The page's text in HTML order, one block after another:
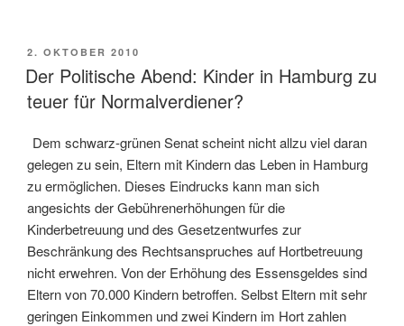
VERÖFFENTLICHT
AM
2. OKTOBER 2010
Der Politische Abend: Kinder in Hamburg zu
teuer für Normalverdiener?
Dem schwarz-grünen Senat scheint nicht allzu viel daran
gelegen zu sein, Eltern mit Kindern das Leben in Hamburg
zu ermöglichen. Dieses Eindrucks kann man sich
angesichts der Gebührenerhöhungen für die
Kinderbetreuung und des Gesetzentwurfes zur
Beschränkung des Rechtsanspruches auf Hortbetreuung
nicht erwehren. Von der Erhöhung des Essensgeldes sind
Eltern von 70.000 Kindern betroffen. Selbst Eltern mit sehr
geringen Einkommen und zwei Kindern im Hort zahlen